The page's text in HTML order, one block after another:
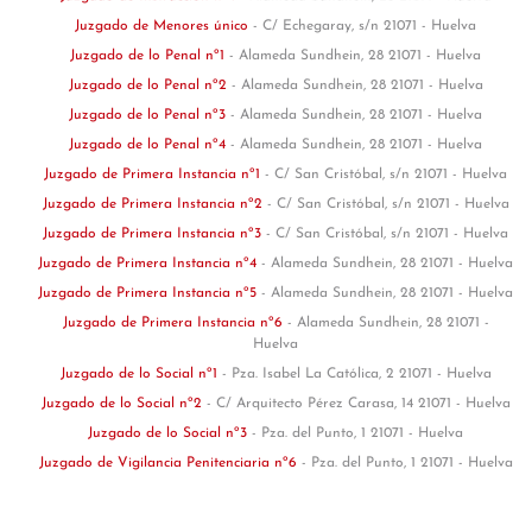
Juzgado de Menores único - C/ Echegaray, s/n 21071 - Huelva
Juzgado de lo Penal nº1 - Alameda Sundhein, 28 21071 - Huelva
Juzgado de lo Penal nº2 - Alameda Sundhein, 28 21071 - Huelva
Juzgado de lo Penal nº3 - Alameda Sundhein, 28 21071 - Huelva
Juzgado de lo Penal nº4 - Alameda Sundhein, 28 21071 - Huelva
Juzgado de Primera Instancia nº1 - C/ San Cristóbal, s/n 21071 - Huelva
Juzgado de Primera Instancia nº2 - C/ San Cristóbal, s/n 21071 - Huelva
Juzgado de Primera Instancia nº3 - C/ San Cristóbal, s/n 21071 - Huelva
Juzgado de Primera Instancia nº4 - Alameda Sundhein, 28 21071 - Huelva
Juzgado de Primera Instancia nº5 - Alameda Sundhein, 28 21071 - Huelva
Juzgado de Primera Instancia nº6 - Alameda Sundhein, 28 21071 -
Huelva
Juzgado de lo Social nº1 - Pza. Isabel La Católica, 2 21071 - Huelva
Juzgado de lo Social nº2 - C/ Arquitecto Pérez Carasa, 14 21071 - Huelva
Juzgado de lo Social nº3 - Pza. del Punto, 1 21071 - Huelva
Juzgado de Vigilancia Penitenciaria nº6 - Pza. del Punto, 1 21071 - Huelva